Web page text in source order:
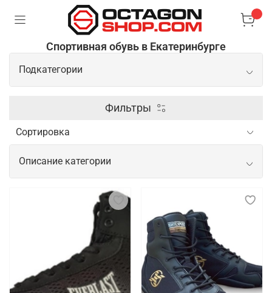
Спортивная обувь в Екатеринбурге
Подкатегории
Борцовки
Сланцы/шлепки
Фильтры
Описание категории
Спортивная обувь для начинающих и
профессиональных спортсменов
Спортивная обувь для спортсменов важна для
обеспечения комфорта, поддержки и безопасности
во время тренировок и соревнований. Новичкам
особенно требуется пара с хорошей амортизацией
и стабильной подошвой, которая помогает